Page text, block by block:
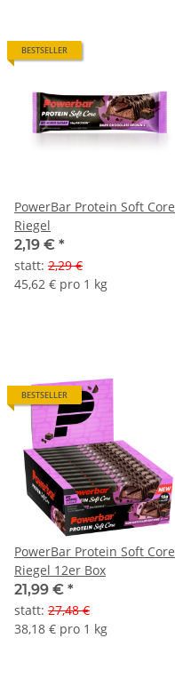
BESTSELLER
PowerBar Protein Soft Core
Riegel
2,19 € *
statt: 2,29 €
45,62 € pro 1 kg
BESTSELLER
PowerBar Protein Soft Core
Riegel 12er Box
21,99 € *
statt: 27,48 €
38,18 € pro 1 kg